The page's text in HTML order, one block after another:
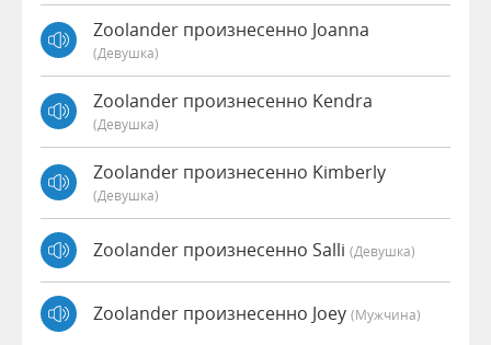
Zoolander произнесенно Joanna
(девушка)
Zoolander произнесенно Kendra
(девушка)
Zoolander произнесенно Kimberly
(девушка)
Zoolander произнесенно Salli (девушка)
Zoolander произнесенно Joey (мужчина)